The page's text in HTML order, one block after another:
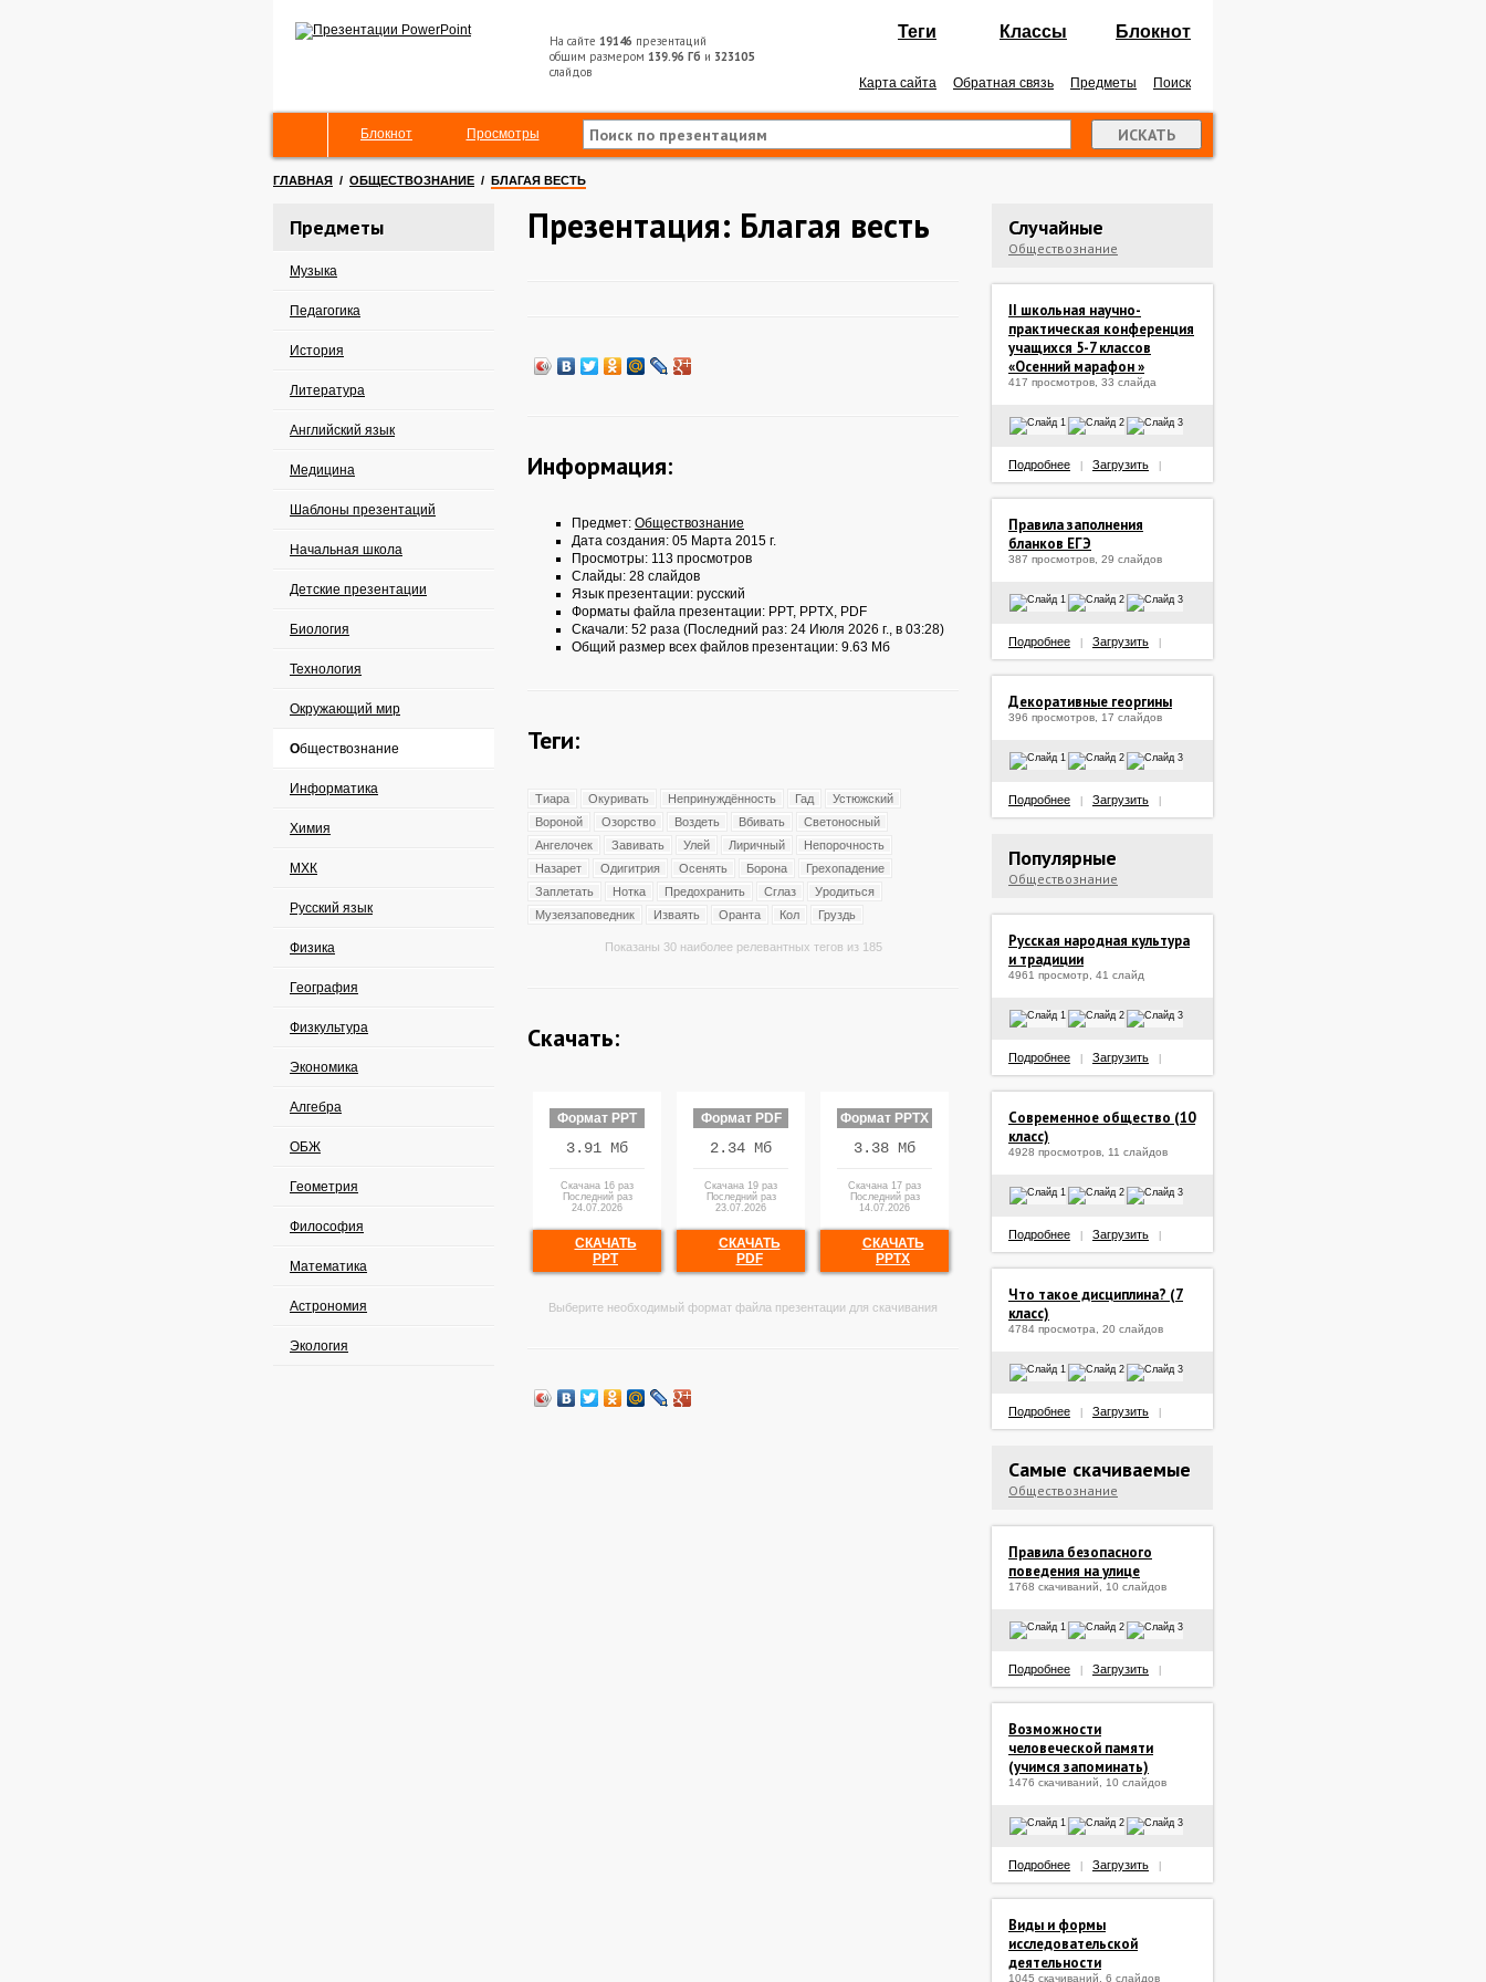
На сайте 19146 презентаций
общим размером 139.96 Гб и 323105
слайдов
Теги Классы Блокнот
Карта сайта Обратная связь Предметы Поиск
Блокнот Просмотры
ГЛАВНАЯ / ОБЩЕСТВОЗНАНИЕ / БЛАГАЯ ВЕСТЬ
Предметы
Музыка
Педагогика
История
Литература
Английский язык
Медицина
Шаблоны презентаций
Начальная школа
Детские презентации
Биология
Технология
Окружающий мир
Обществознание
Информатика
Химия
МХК
Русский язык
Физика
География
Физкультура
Экономика
Алгебра
ОБЖ
Геометрия
Философия
Математика
Астрономия
Экология
Презентация: Благая весть
Информация:
Предмет: Обществознание
Дата создания: 05 Марта 2015 г.
Просмотры: 113 просмотров
Слайды: 28 слайдов
Язык презентации: русский
Форматы файла презентации: PPT, PPTX, PDF
Скачали: 52 раза (Последний раз: 24 Июля 2026 г., в 03:28)
Общий размер всех файлов презентации: 9.63 Мб
Теги:
Тиара Окуривать Непринуждённость Гад
Устюжский
Вороной
Озорство Воздеть Вбивать
Светоносный
Ангелочек
Завивать Улей Лиричный
Непорочность
Назарет
Одигитрия Осенять Борона
Грехопадение
Заплетать
Нотка Предохранить Сглаз
Уродиться
Музеязаповедник
Изваять Оранта Кол Груздь
Показаны 30 наиболее релевантных тегов из 185
Скачать:
Формат PPT
3.91 Мб
Скачана 16 раз
Последний раз
24.07.2026
СКАЧАТЬ
PPT
Формат PDF
2.34 Мб
Скачана 19 раз
Последний раз
23.07.2026
СКАЧАТЬ
PDF
Формат PPTX
3.38 Мб
Скачана 17 раз
Последний раз
14.07.2026
СКАЧАТЬ
PPTX
Выберите необходимый формат файла презентации для скачивания
Случайные
Обществознание
II школьная научно-
практическая конференция
учащихся 5-7 классов
«Осенний марафон »
417 просмотров, 33 слайда
Подробнее Загрузить
Правила заполнения
бланков ЕГЭ
387 просмотров, 29 слайдов
Подробнее Загрузить
Декоративные георгины
396 просмотров, 17 слайдов
Подробнее Загрузить
Популярные
Обществознание
Русская народная культура
и традиции
4961 просмотр, 41 слайд
Подробнее Загрузить
Современное общество (10
класс)
4928 просмотров, 11 слайдов
Подробнее Загрузить
Что такое дисциплина? (7
класс)
4784 просмотра, 20 слайдов
Подробнее Загрузить
Самые скачиваемые
Обществознание
Правила безопасного
поведения на улице
1768 скачиваний, 10 слайдов
Подробнее Загрузить
Возможности
человеческой памяти
(учимся запоминать)
1476 скачиваний, 10 слайдов
Подробнее Загрузить
Виды и формы
исследовательской
деятельности
1045 скачиваний, 6 слайдов